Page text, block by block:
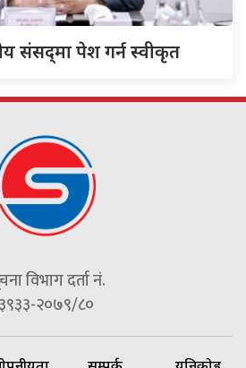
संसद्‌मा पेश गर्न स्वीकृत
विभाग दर्ता नं.
३९३३-२०७९/८०